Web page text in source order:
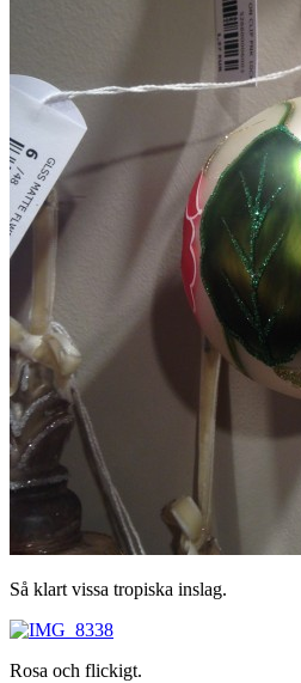
Så klart vissa tropiska inslag.
Rosa och flickigt.